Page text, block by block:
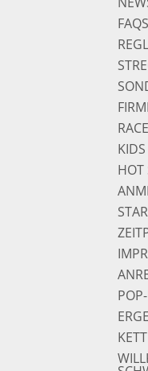
FAQS
KIDS
HOT